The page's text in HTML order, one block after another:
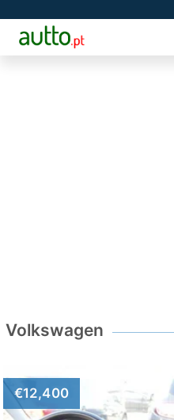
Volkswagen
€12,400